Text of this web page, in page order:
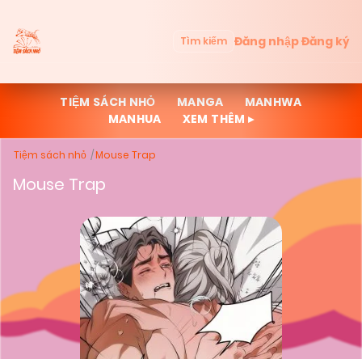
Tìm kiếm Đăng nhậpĐăng ký
TIỆM SÁCH NHỎ MANGA
MANHWA
MANHUA
XEM THÊM ▸
Tiệm sách nhỏ Mouse Trap
Mouse Trap